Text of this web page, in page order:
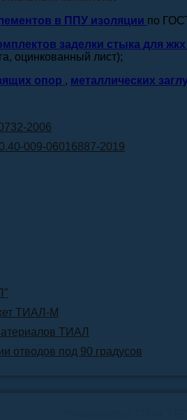
в ППУ изоляции по
заделки стыка для
оцинкованный лист);
опор , металлических
2006
009-06016887-2019
ТИАЛ-М
ТИАЛ
отводов под 90 градусов